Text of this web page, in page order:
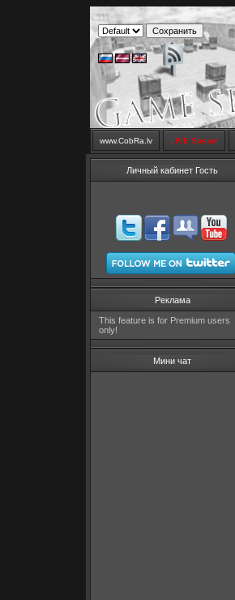
www.CobRa.lv LIVE Stream
Личный кабинет Гость
Реклама
This feature is for Premium users
only!
Мини чат